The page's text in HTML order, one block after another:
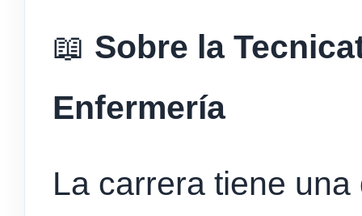
📖 Sobre la
Enfermería
La carrera tiene